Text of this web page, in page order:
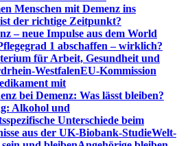
Menschen mit Demenz ins
der richtige Zeitpunkt?
– neue Impulse aus dem World
1 abschaffen – wirklich?
für Arbeit, Gesundheit und
WestfalenEU-Kommission
mit
bei Demenz: Was lässt bleiben?
Alkohol und
Unterschiede beim
aus der UK-Biobank-StudieWelt-